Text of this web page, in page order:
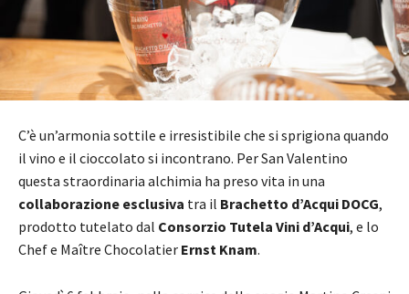
C’è un’armonia sottile e irresistibile che si sprigiona quando
il vino e il cioccolato si incontrano. Per San Valentino
questa straordinaria alchimia ha preso vita in una
collaborazione esclusiva tra il Brachetto d’Acqui DOCG,
prodotto tutelato dal Consorzio Tutela Vini d’Acqui, e lo
Chef e Maître Chocolatier Ernst Knam.